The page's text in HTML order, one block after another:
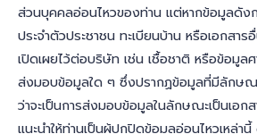
ส่วนบุคคลอ่อนไหวของท่าน แต่หากข้อมูลดัง
ประจำตัวประชาชน ทะเบียนบ้าน หรือเอกสาร
เปิดเผยไว้ต่อบริษัท เช่น เชื้อชาติ หรือข้อมูลศ
ส่งมอบข้อมูลใด ๆ ซึ่งปรากฏข้อมูลที่มีลักษณ
ว่าจะเป็นการส่งมอบข้อมูลในลักษณะเป็นเอ
แนะนำให้ท่านเป็นผู้ปกปิดข้อมูลอ่อนไหวเหล่า